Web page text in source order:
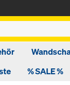
% SALE %